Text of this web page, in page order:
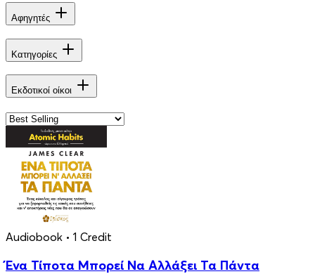
Αφηγητές
Κατηγορίες
Εκδοτικοί οίκοι
Audiobook • 1 Credit
Ένα Τίποτα Μπορεί Να Αλλάξει Τα Πάντα